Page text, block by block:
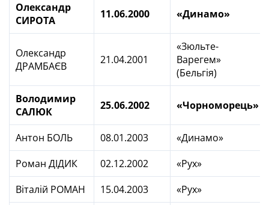
Олександр
СИРОТА
11.06.2000 «Динамо»
Олександр
ДРАМБАЄВ
21.04.2001
«Зюльте-
Варегем»
(Бельгія)
Володимир
САЛЮК
25.06.2002 «Чорноморець»
Антон БОЛЬ 08.01.2003
«Динамо»
Роман ДІДИК
02.12.2002
«Рух»
Віталій РОМАН
15.04.2003 «Рух»